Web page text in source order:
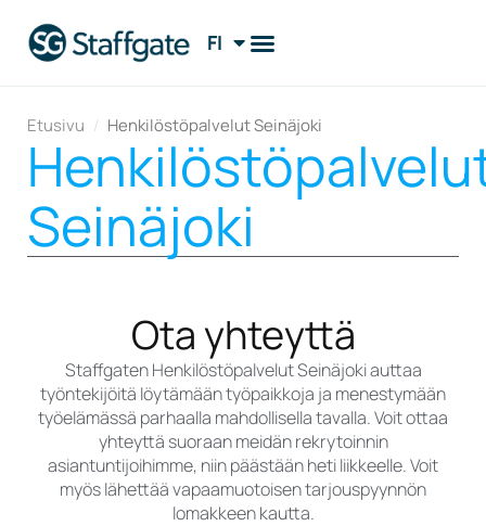
FI
EN
Etusivu / Henkilöstöpalvelut Seinäjoki
Seinäjoki
Ota yhteyttä
Staffgaten Henkilöstöpalvelut Seinäjoki auttaa
työntekijöitä löytämään työpaikkoja ja menestymään
työelämässä parhaalla mahdollisella tavalla. Voit ottaa
yhteyttä suoraan meidän rekrytoinnin
asiantuntijoihimme, niin päästään heti liikkeelle. Voit
myös lähettää vapaamuotoisen tarjouspyynnön
lomakkeen kautta.